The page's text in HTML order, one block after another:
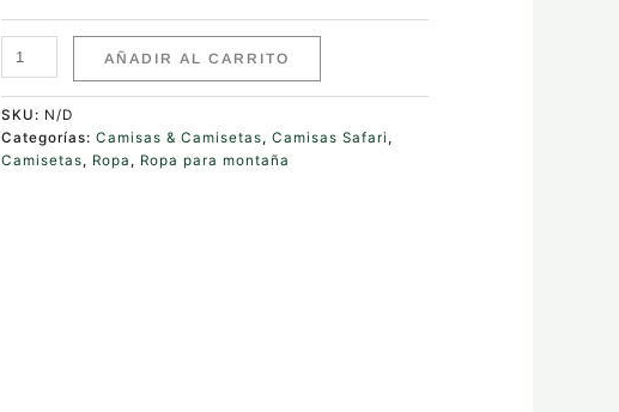
AÑADIR AL CARRITO
SKU: N/D
Categorías:Camisas & Camisetas,Camisas Safari ,
Camisetas, Ropa , Ropa para montaña